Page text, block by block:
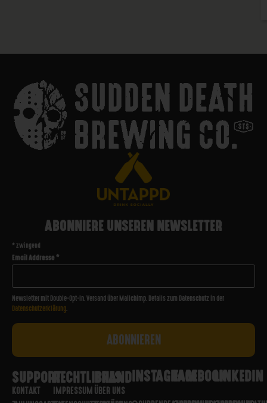
ABONNIERE UNSEREN NEWSLETTER
* zwingend
Email Addresse*
Newsletter mit Double-Opt-In. Versand über Mailchimp. Details zum Datenschutz in der
Datenschutzerklärung.
SUPPORT
KONTAKT
RECHTLICHES
IMPRESSUM
BRAND
ÜBER UNS
INSTAGRAMFACEBOOKLINKEDIN